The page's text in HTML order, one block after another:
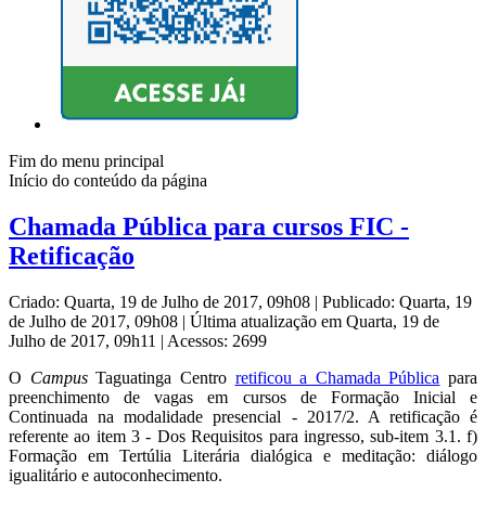
Fim do menu principal
Início do conteúdo da página
Chamada Pública para cursos FIC -
Retificação
Criado: Quarta, 19 de Julho de 2017, 09h08 | Publicado: Quarta, 19
de Julho de 2017, 09h08 | Última atualização em Quarta, 19 de
Julho de 2017, 09h11 | Acessos: 2699
O CampusTaguatinga Centro retificou a Chamada Pública para
preenchimento de vagas em cursos de Formação Inicial e
Continuada na modalidade presencial - 2017/2. A retificação é
referente ao item 3 - Dos Requisitos para ingresso, sub-item 3.1. f)
Formação em Tertúlia Literária dialógica e meditação: diálogo
igualitário e autoconhecimento.